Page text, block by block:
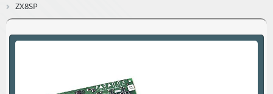
КОНТАКТЫ
ZX8SP